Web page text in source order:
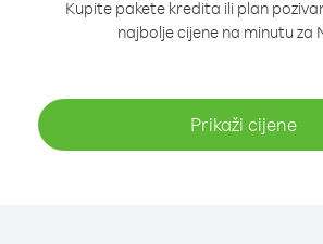
Kupite pakete kredita ili plan
najbolje cijene na minutu za
Prikaži cijene